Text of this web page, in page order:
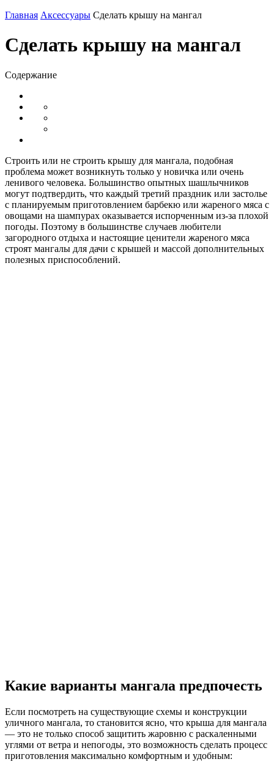
Главная Аксессуары Сделать крышу на мангал
Сделать крышу на мангал
Содержание
Строить или не строить крышу для мангала, подобная
проблема может возникнуть только у новичка или очень
ленивого человека. Большинство опытных шашлычников
могут подтвердить, что каждый третий праздник или застолье
с планируемым приготовлением барбекю или жареного мяса с
овощами на шампурах оказывается испорченным из-за плохой
погоды. Поэтому в большинстве случаев любители
загородного отдыха и настоящие ценители жареного мяса
строят мангалы для дачи с крышей и массой дополнительных
полезных приспособлений.
Какие варианты мангала предпочесть
Если посмотреть на существующие схемы и конструкции
уличного мангала, то становится ясно, что крыша для мангала
— это не только способ защитить жаровню с раскаленными
углями от ветра и непогоды, это возможность сделать процесс
приготовления максимально комфортным и удобным: